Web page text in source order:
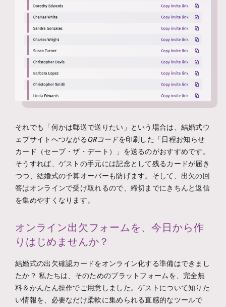
それでも「何かは郵送で送りたい」という場合は、結婚式ウ
ェブサイトへつながるQRコードを印刷した「日程お知らせ
カード（セーブ・ザ・デート）」を送るのがおすすめです。
そうすれば、ゲストの手元には記念として残るカードが届き
つつ、結婚式の予算オーバーも防げます。そして、出欠の回
答はオンラインで受け取れるので、締切までにきちんと返信
を集めやすくなります。
オンライン出欠フォームを、今日から作
りはじめませんか？
結婚式の出欠確認カードをオンライン化する準備はできまし
たか？ 私たちは、そのためのプラットフォームを、完全無
料＆かんたん操作でご用意しました。ゲストについて知りた
い情報を、必要なだけ柔軟に集められる直感的なツールで